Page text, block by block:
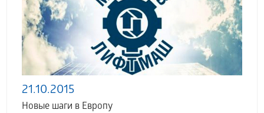
21.10.2015
Новые шаги в Европу